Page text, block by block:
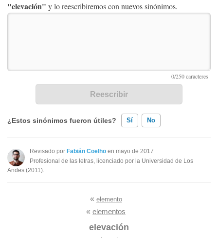
"elevación" y lo reescribiremos con nuevos sinónimos.
¿Estos sinónimos fueron útiles? Sí No
Existen sinónimos incorrectos
Ninguno de los sinónimos presentados me ayudó
Revisado por Fabián Coelho en mayo de 2017
Profesional de las letras, licenciado por la Universidad de Los
Andes (2011).
« elemento
« elementos
elevación